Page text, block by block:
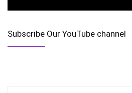
Subscribe Our YouTube channel